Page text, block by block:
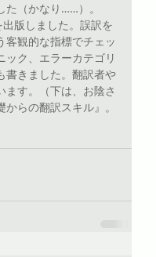
た（かなり……）。
版しました。誤訳を
客観的な指標でチェッ
ク、エラーカテゴリ
書きました。翻訳者や
す。（下は、お陰さ
らの翻訳スキル』。